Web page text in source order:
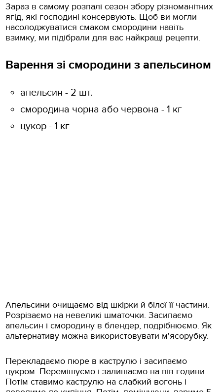
Зараз в самому розпалі сезон збору різноманітних
ягід, які господині консервують. Щоб ви могли
насолоджуватися смаком смородини навіть
взимку, ми підібрали для вас найкращі рецепти.
Варення зі смородини з апельсином
апельсин - 2 шт.
смородина чорна або червона - 1 кг
цукор - 1 кг
Апельсини очищаємо від шкірки й білої її частини.
Розрізаємо на невеликі шматочки. Засипаємо
апельсин і смородину в блендер, подрібнюємо. Як
альтернативу можна використовувати м'ясорубку.
Перекладаємо пюре в каструлю і засипаємо
цукром. Перемішуємо і залишаємо на пів години.
Потім ставимо каструлю на слабкий вогонь і